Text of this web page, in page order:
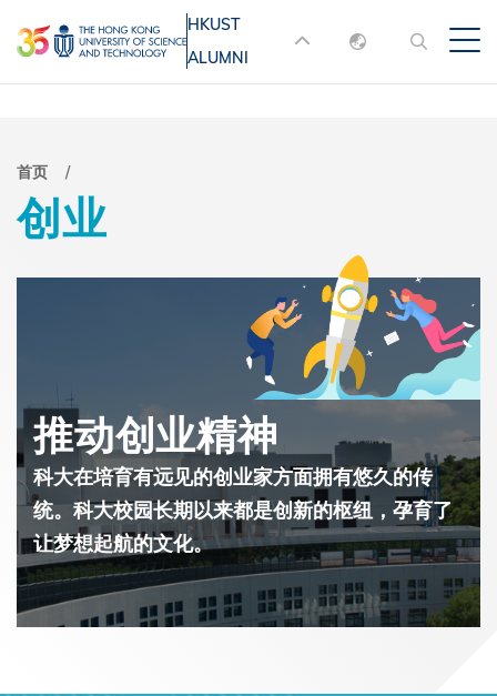
转
到
内
容
MORE ABOUT HKUST
UNIVERSITY NEWS
ACADEMIC
MAP & DIRECTIONS
ABOUT HKUST
HKUST
ALUMNI
English
面
包
屑
首页
创业
推动创业精神
科大在培育有远见的创业家方面拥有悠久的传
统。科大校园长期以来都是创新的枢纽，孕育了
让梦想起航的文化。